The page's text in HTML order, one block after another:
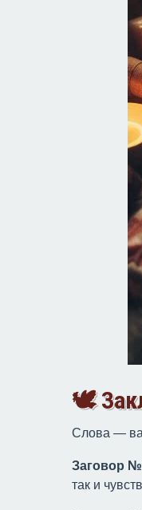
🕊
Слова —
Заговор
так и